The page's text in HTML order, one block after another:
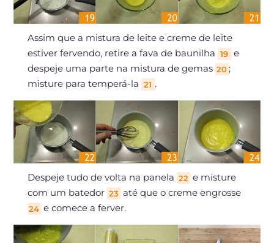
Assim que a mistura de leite e creme de leite
estiver fervendo, retire a fava de baunilha 19 e
despeje uma parte na mistura de gemas 20 ;
misture para temperá-la 21 .
Despeje tudo de volta na panela 22 e misture
com um batedor 23 até que o creme engrosse
24 e comece a ferver.